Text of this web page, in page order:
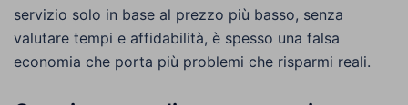
servizio solo in base al prezzo più basso, senza
valutare tempi e affidabilità, è spesso una falsa
economia che porta più problemi che risparmi reali.